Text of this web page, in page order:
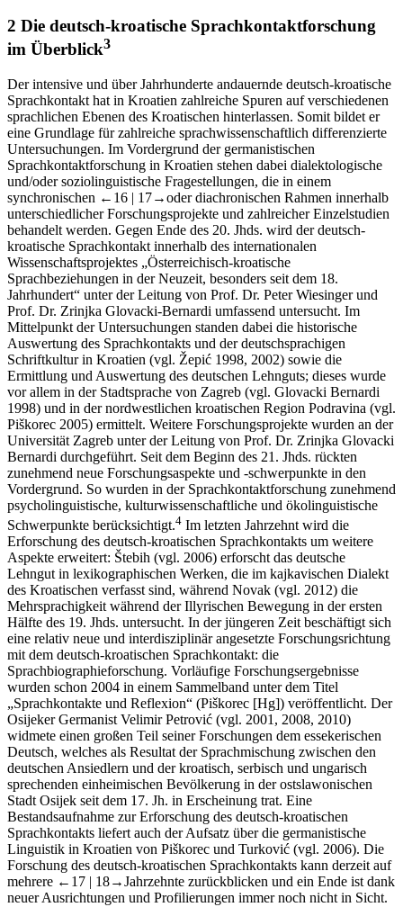
2 Die deutsch-kroatische Sprachkontaktforschung
im Überblick3
Der intensive und über Jahrhunderte andauernde deutsch-kroatische
Sprachkontakt hat in Kroatien zahlreiche Spuren auf verschiedenen
sprachlichen Ebenen des Kroatischen hinterlassen. Somit bildet er
eine Grundlage für zahlreiche sprachwissenschaftlich differenzierte
Untersuchungen. Im Vordergrund der germanistischen
Sprachkontaktforschung in Kroatien stehen dabei dialektologische
und/oder soziolinguistische Fragestellungen, die in einem
synchronischen ←16 | 17→oder diachronischen Rahmen innerhalb
unterschiedlicher Forschungsprojekte und zahlreicher Einzelstudien
behandelt werden. Gegen Ende des 20. Jhds. wird der deutsch-
kroatische Sprachkontakt innerhalb des internationalen
Wissenschaftsprojektes „Österreichisch-kroatische
Sprachbeziehungen in der Neuzeit, besonders seit dem 18.
Jahrhundert“ unter der Leitung von Prof. Dr. Peter Wiesinger und
Prof. Dr. Zrinjka Glovacki-Bernardi umfassend untersucht. Im
Mittelpunkt der Untersuchungen standen dabei die historische
Auswertung des Sprachkontakts und der deutschsprachigen
Schriftkultur in Kroatien (vgl. Žepić 1998, 2002) sowie die
Ermittlung und Auswertung des deutschen Lehnguts; dieses wurde
vor allem in der Stadtsprache von Zagreb (vgl. Glovacki Bernardi
1998) und in der nordwestlichen kroatischen Region Podravina (vgl.
Piškorec 2005) ermittelt. Weitere Forschungsprojekte wurden an der
Universität Zagreb unter der Leitung von Prof. Dr. Zrinjka Glovacki
Bernardi durchgeführt. Seit dem Beginn des 21. Jhds. rückten
zunehmend neue Forschungsaspekte und -schwerpunkte in den
Vordergrund. So wurden in der Sprachkontaktforschung zunehmend
psycholinguistische, kulturwissenschaftliche und ökolinguistische
Schwerpunkte berücksichtigt.4 Im letzten Jahrzehnt wird die
Erforschung des deutsch-kroatischen Sprachkontakts um weitere
Aspekte erweitert: Štebih (vgl. 2006) erforscht das deutsche
Lehngut in lexikographischen Werken, die im kajkavischen Dialekt
des Kroatischen verfasst sind, während Novak (vgl. 2012) die
Mehrsprachigkeit während der Illyrischen Bewegung in der ersten
Hälfte des 19. Jhds. untersucht. In der jüngeren Zeit beschäftigt sich
eine relativ neue und interdisziplinär angesetzte Forschungsrichtung
mit dem deutsch-kroatischen Sprachkontakt: die
Sprachbiographieforschung. Vorläufige Forschungsergebnisse
wurden schon 2004 in einem Sammelband unter dem Titel
„Sprachkontakte und Reflexion“ (Piškorec [Hg]) veröffentlicht. Der
Osijeker Germanist Velimir Petrović (vgl. 2001 , 2008, 2010)
widmete einen großen Teil seiner Forschungen dem essekerischen
Deutsch, welches als Resultat der Sprachmischung zwischen den
deutschen Ansiedlern und der kroatisch, serbisch und ungarisch
sprechenden einheimischen Bevölkerung in der ostslawonischen
Stadt Osijek seit dem 17. Jh. in Erscheinung trat. Eine
Bestandsaufnahme zur Erforschung des deutsch-kroatischen
Sprachkontakts liefert auch der Aufsatz über die germanistische
Linguistik in Kroatien von Piškorec und Turković (vgl. 2006). Die
Forschung des deutsch-kroatischen Sprachkontakts kann derzeit auf
mehrere ←17 | 18→Jahrzehnte zurückblicken und ein Ende ist dank
neuer Ausrichtungen und Profilierungen immer noch nicht in Sicht.